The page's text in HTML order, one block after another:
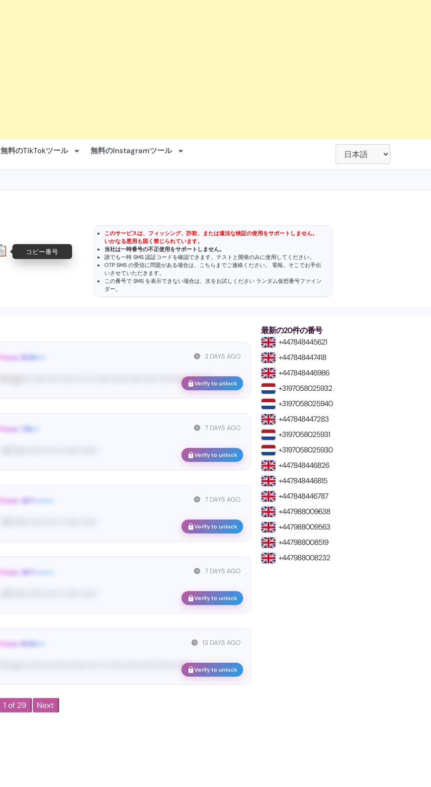
無料のTikTokツール 無料のInstagramツール
コピー番号
このサービスは、フィッシング、詐欺、または違法な検証の使用をサポートしません。
いかなる悪用も固く禁じられています。
当社は一時番号の不正使用をサポートしません。
誰でも一時 SMS 認証コードを確認できます。テストと開発のみに使用してください。
OTP SMS の受信に問題がある場合は、こちらまでご連絡ください。 電報。そこでお手伝
いさせていただきます。
この番号で SMS を表示できない場合は、次をお試しください ランダム仮想番号ファイン
ダー。
2 DAYS AGO
From: BON••••
Ne• go••• •••••• •••• •••••• ••• ••• •••••• ••••• •••••• ••••• ••••• •••••• •••••• •• ...
Verify to unlock
7 DAYS AGO
From: TIN•••
Verify to unlock
7 DAYS AGO
From: 467••••••••
Verify to unlock
7 DAYS AGO
From: 467••••••••
Verify to unlock
13 DAYS AGO
From: BON••••
Fi•• yo•• ••••• •••• •••••• •••••• •••• ••• •••••• •••••• •••••• ••••• •••••• ...Verify to unlock
1 of 29 Next
最新の20件の番号
+447848445621
+447848447418
+447848446986
+3197058025932
+3197058025940
+447848447283
+3197058025931
+3197058025930
+447848446826
+447848446815
+447848446787
+447988009638
+447988009563
+447988008519
+447988008232